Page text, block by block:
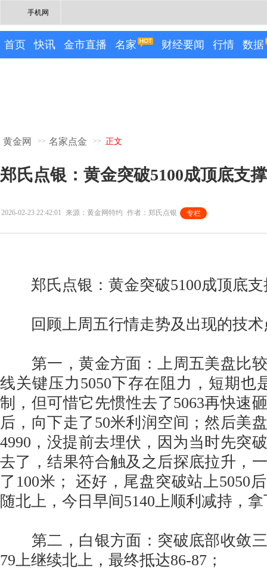
手机网
首页 快讯 金市直播 名家 财经要闻 行情 数据
黄金网 >> 名家点金 >> 正文
郑氏点银：黄金突破5100成顶底支
2026-02-23 22:42:01 来源：黄金网特约 作者：郑氏点银 专栏
专栏
郑氏点银：黄金突破5100成顶底支
回顾上周五行情走势及出现的技术
第一，黄金方面：上周五美盘比较
线关键压力5050下存在阻力，短期也
制，但可惜它先惯性去了5063再快速
后，向下走了50米利润空间；然后美
4990，没提前去埋伏，因为当时先突
去了，结果符合触及之后探底拉升，
了100米； 还好，尾盘突破站上5050
随北上，今日早间5140上顺利减持，
第二，白银方面：突破底部收敛三
79上继续北上，最终抵达86-87；